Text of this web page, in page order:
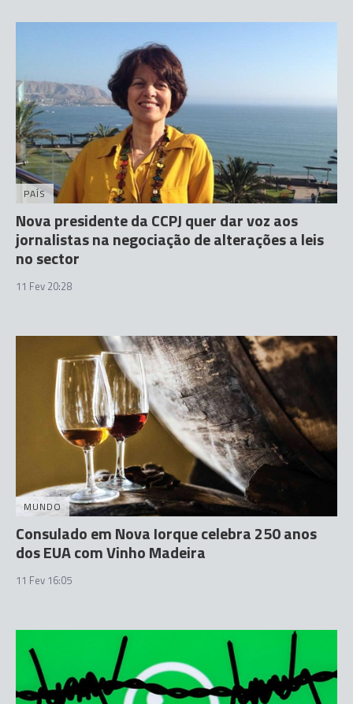
PAÍS
Nova presidente da CCPJ quer dar voz aos
jornalistas na negociação de alterações a leis
no sector
11 Fev 20:28
MUNDO
Consulado em Nova Iorque celebra 250 anos
dos EUA com Vinho Madeira
11 Fev 16:05